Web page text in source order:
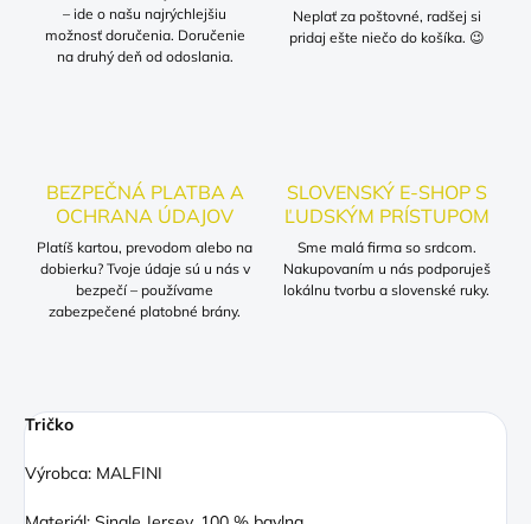
– ide o našu najrýchlejšiu
možnosť doručenia. Doručenie
na druhý deň od odoslania.
Neplať za poštovné, radšej si
pridaj ešte niečo do košíka. 😉
BEZPEČNÁ PLATBA A
OCHRANA ÚDAJOV
Platíš kartou, prevodom alebo na
dobierku? Tvoje údaje sú u nás v
bezpečí – používame
zabezpečené platobné brány.
SLOVENSKÝ E-SHOP S
ĽUDSKÝM PRÍSTUPOM
Sme malá firma so srdcom.
Nakupovaním u nás podporuješ
lokálnu tvorbu a slovenské ruky.
Tričko
Výrobca: MALFINI